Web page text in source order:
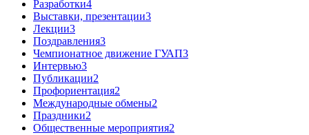
Разработки4
Выставки, презентации3
Лекции3
Поздравления3
Чемпионатное движение ГУАП3
Интервью3
Публикации2
Профориентация2
Международные обмены2
Праздники2
Общественные мероприятия2